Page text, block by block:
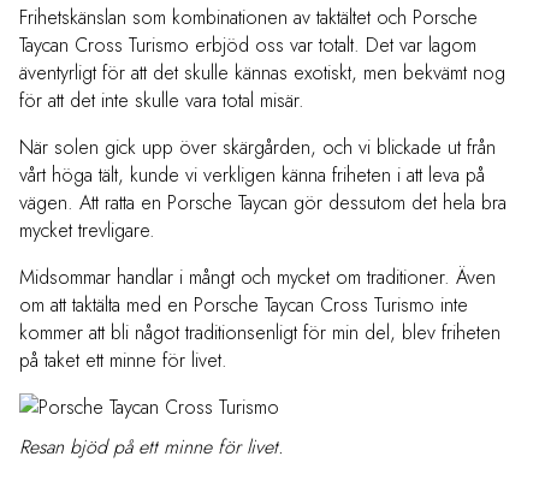
Frihetskänslan som kombinationen av taktältet och Porsche
Taycan Cross Turismo erbjöd oss var totalt. Det var lagom
äventyrligt för att det skulle kännas exotiskt, men bekvämt nog
för att det inte skulle vara total misär.
När solen gick upp över skärgården, och vi blickade ut från
vårt höga tält, kunde vi verkligen känna friheten i att leva på
vägen. Att ratta en Porsche Taycan gör dessutom det hela bra
mycket trevligare.
Midsommar handlar i mångt och mycket om traditioner. Även
om att taktälta med en Porsche Taycan Cross Turismo inte
kommer att bli något traditionsenligt för min del, blev friheten
på taket ett minne för livet.
Resan bjöd på ett minne för livet.